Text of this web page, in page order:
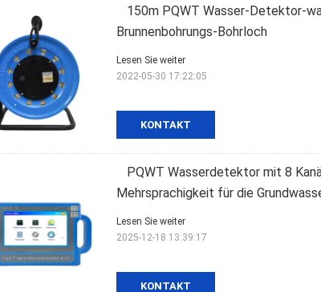
150m PQWT Wasser-Detektor-
Brunnenbohrungs-Bohrloch
KONTAKT
Lesen Sie weiter
2022-05-30 17:22:05
PQWT Wasserdetektor mit 8
Mehrsprachigkeit für die
KONTAKT
Lesen Sie weiter
2025-12-18 13:39:17